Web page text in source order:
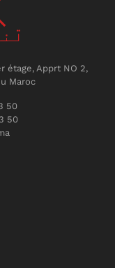
étage, Apprt NO 2,
Maroc
50
50